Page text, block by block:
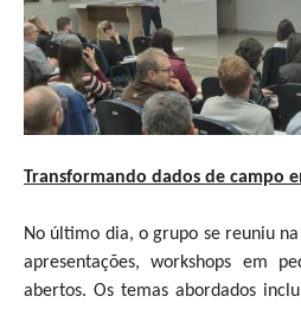
Transformando dados de campo
No último dia, o grupo se reuniu
apresentações, workshops em
abertos. Os temas abordados